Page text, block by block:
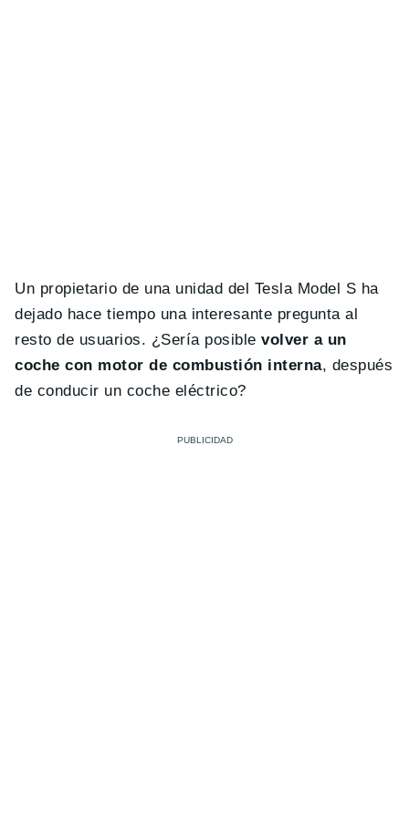
Un propietario de una unidad del Tesla Model S ha
dejado hace tiempo una interesante pregunta al
resto de usuarios. ¿Sería posiblevolver a un
coche con motor de combustión interna, después
de conducir un coche eléctrico?